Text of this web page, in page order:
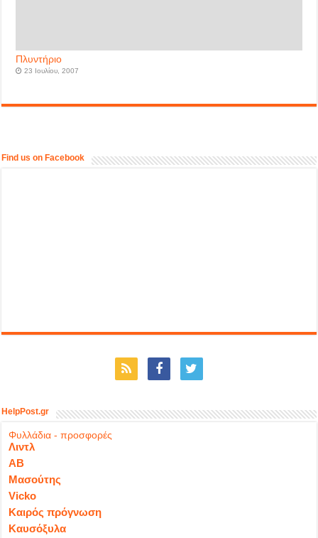
Πλυντήριο
23 Ιουλίου, 2007
Find us on Facebook
HelpPost.gr
Φυλλάδια - προσφορές
Λιντλ
ΑΒ
Μασούτης
Vicko
Καιρός πρόγνωση
Καυσόξυλα